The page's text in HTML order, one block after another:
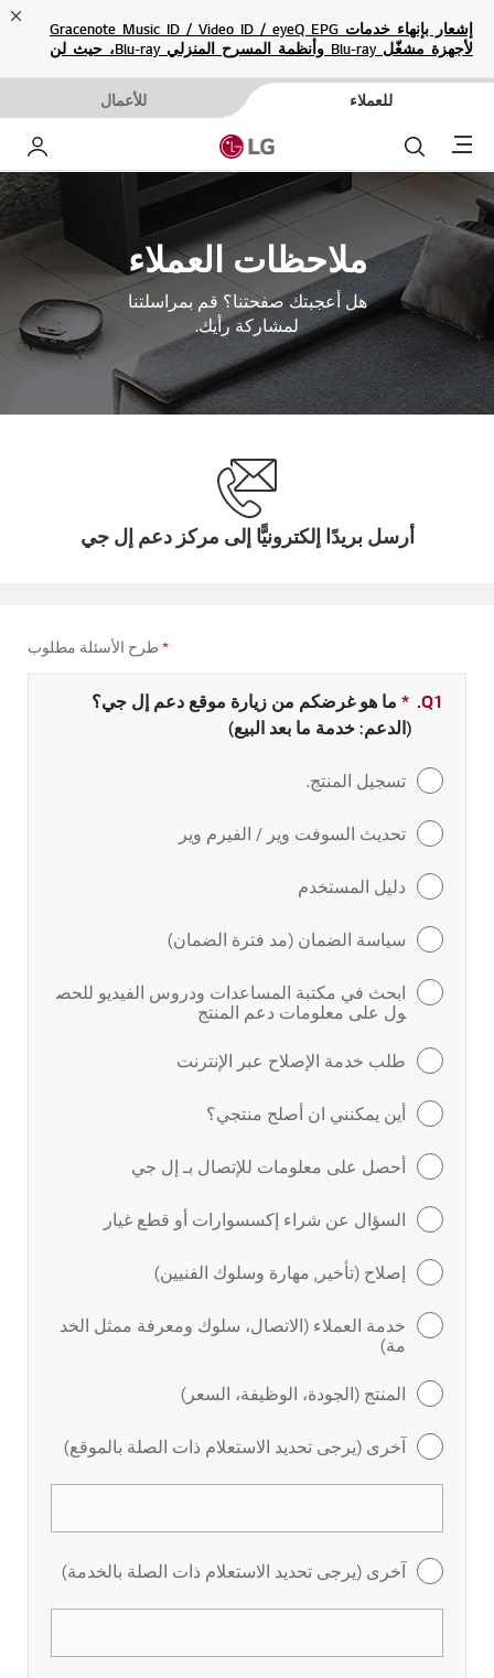
إشعار بإنهاء خدمات Gracenote Music ID / Video ID / eyeQ EPG
لأجهزة مشغّل Blu-ray وأنظمة المسرح المنزلي Blu-ray، حيث لن
للعملاء للأعمال
Menu بحث
ملاحظات العملاء
هل أعجبتك صفحتنا؟ قم بمراسلتنا
لمشاركة رأيك.
أرسل بريدًا إلكترونيًّا إلى مركز دعم إل جي
* طرح الأسئلة مطلوب
Q1.
* حقل مطلوب
ما هو غرضكم من زيارة موقع دعم إل جي؟
(الدعم: خدمة ما بعد البيع)
تسجيل المنتج.
تحديث السوفت وير / الفيرم وير
دليل المستخدم
سياسة الضمان (مد فترة الضمان)
ابحث في مكتبة المساعدات ودروس الفيديو للحص
ول على معلومات دعم المنتج
طلب خدمة الإصلاح عبر الإنترنت
أين يمكنني ان أصلح منتجي؟
أحصل على معلومات للإتصال بـ إل جي
السؤال عن شراء إكسسوارات أو قطع غيار
إصلاح (تأخير, مهارة وسلوك الفنيين)
خدمة العملاء (الاتصال، سلوك ومعرفة ممثل الخد
مة)
المنتج (الجودة، الوظيفة، السعر)
آخرى (يرجى تحديد الاستعلام ذات الصلة بالموقع)
آخرى (يرجى تحديد الاستعلام ذات الصلة بالخدمة)